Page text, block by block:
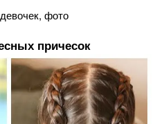
фото
причесок